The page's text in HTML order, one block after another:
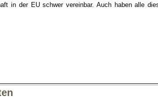
in der EU schwer vereinbar. Auch haben alle